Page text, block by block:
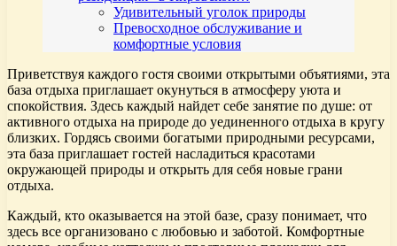
Удивительный уголок природы
Превосходное обслуживание и
комфортные условия
Приветствуя каждого гостя своими открытыми объятиями, эта
база отдыха приглашает окунуться в атмосферу уюта и
спокойствия. Здесь каждый найдет себе занятие по душе: от
активного отдыха на природе до уединенного отдыха в кругу
близких. Гордясь своими богатыми природными ресурсами,
эта база приглашает гостей насладиться красотами
окружающей природы и открыть для себя новые грани
отдыха.
Каждый, кто оказывается на этой базе, сразу понимает, что
здесь все организовано с любовью и заботой. Комфортные